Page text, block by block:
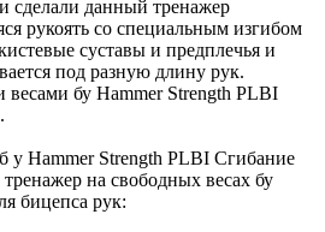
сделали данный тренажер
рукоять со специальным изгибом
суставы и предплечья и
под разную длину рук.
бу Hammer Strength PLBI
у Hammer Strength PLBI Сгибание
на свободных весах бу
бицепса рук: